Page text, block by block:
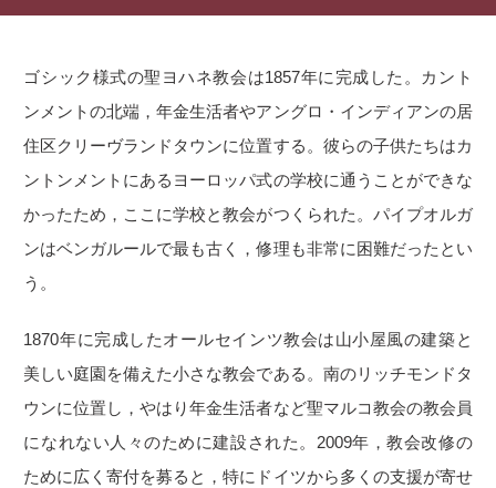
ゴシック様式の聖ヨハネ教会は1857年に完成した。カント
ンメントの北端，年金生活者やアングロ・インディアンの居
住区クリーヴランドタウンに位置する。彼らの子供たちはカ
ントンメントにあるヨーロッパ式の学校に通うことができな
かったため，ここに学校と教会がつくられた。パイプオルガ
ンはベンガルールで最も古く，修理も非常に困難だったとい
う。
1870年に完成したオールセインツ教会は山小屋風の建築と
美しい庭園を備えた小さな教会である。南のリッチモンドタ
ウンに位置し，やはり年金生活者など聖マルコ教会の教会員
になれない人々のために建設された。2009年，教会改修の
ために広く寄付を募ると，特にドイツから多くの支援が寄せ